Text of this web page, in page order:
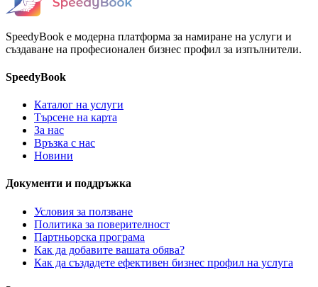
SpeedyBook е модерна платформа за намиране на услуги и
създаване на професионален бизнес профил за изпълнители.
SpeedyBook
Каталог на услуги
Търсене на карта
За нас
Връзка с нас
Новини
Документи и поддръжка
Условия за ползване
Политика за поверителност
Партньорска програма
Как да добавите вашата обява?
Как да създадете ефективен бизнес профил на услуга